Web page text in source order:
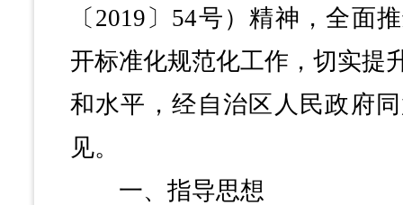
〔2019〕54号）精神，全面
开标准化规范化工作，切实提
和水平，经自治区人民政府
见。
一、指导思想